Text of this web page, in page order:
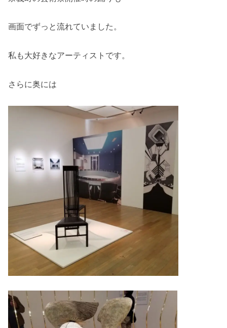
画面でずっと流れていました。
私も大好きなアーティストです。
さらに奥には